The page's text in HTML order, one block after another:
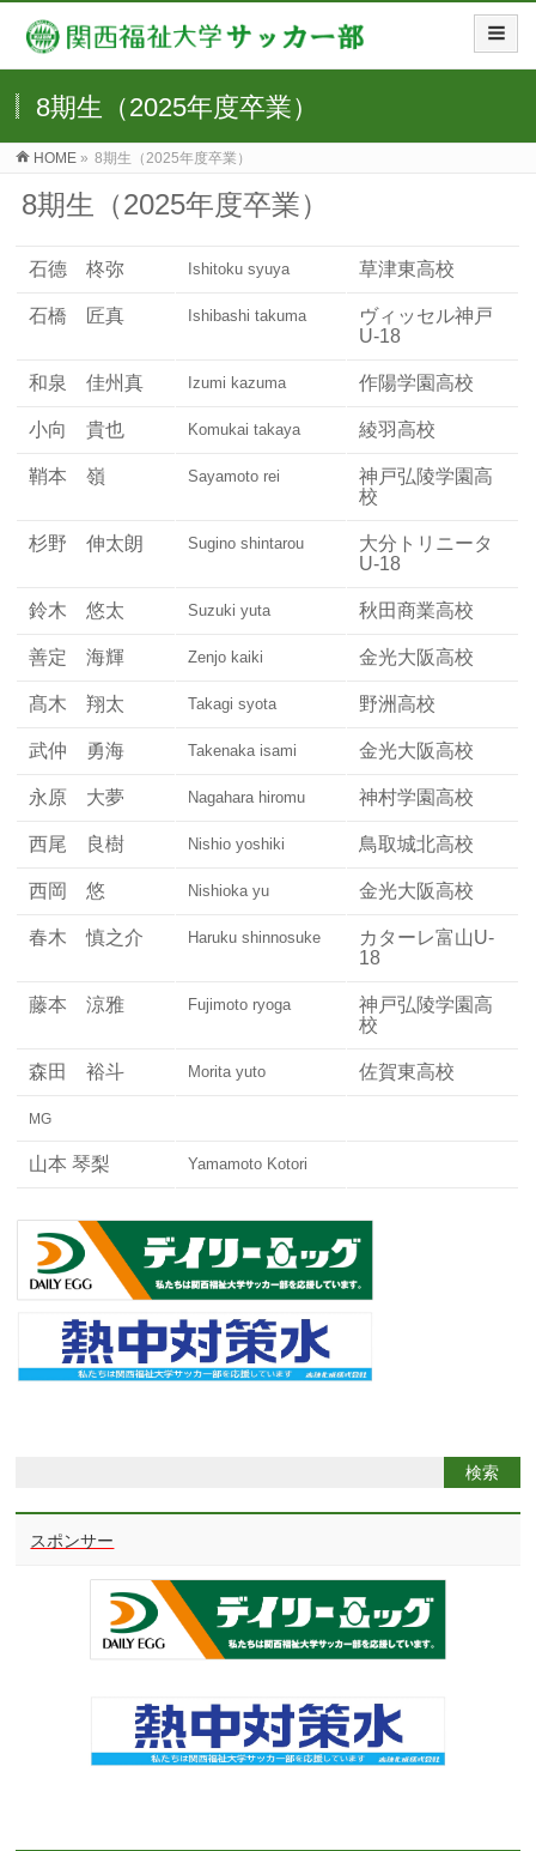
8期生（2025年度卒業）
HOME » 8期生（2025年度卒業）
8期生（2025年度卒業）
石德 柊弥 Ishitoku syuya 草津東高校
石橋 匠真 Ishibashi takuma
ヴィッセル神戸
U-18
和泉 佳州真 Izumi kazuma 作陽学園高校
小向 貴也 Komukai takaya 綾羽高校
鞘本 嶺 Sayamoto rei
神戸弘陵学園高
校
杉野 伸太朗 Sugino shintarou
大分トリニータ
U-18
鈴木 悠太 Suzuki yuta 秋田商業高校
善定 海輝 Zenjo kaiki 金光大阪高校
髙木 翔太 Takagi syota 野洲高校
武仲 勇海 Takenaka isami 金光大阪高校
永原 大夢 Nagahara hiromu 神村学園高校
西尾 良樹 Nishio yoshiki 鳥取城北高校
西岡 悠 Nishioka yu 金光大阪高校
春木 慎之介 Haruku shinnosuke
カターレ富山U-
18
藤本 涼雅 Fujimoto ryoga
神戸弘陵学園高
校
森田 裕斗 Morita yuto 佐賀東高校
MG
山本 琴梨 Yamamoto Kotori
スポンサー